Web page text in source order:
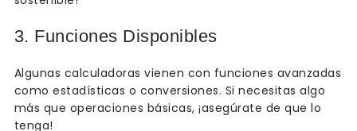
3. Funciones Disponibles
Algunas calculadoras vienen con funciones avanzadas
como estadísticas o conversiones. Si necesitas algo
más que operaciones básicas, ¡asegúrate de que lo
tenga!